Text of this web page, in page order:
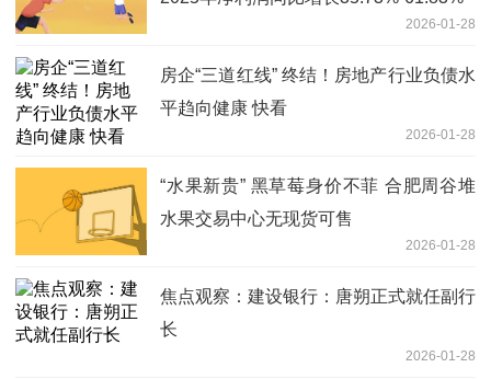
2026-01-28
房企“三道红线” 终结！房地产行业负债水
平趋向健康 快看
2026-01-28
“水果新贵” 黑草莓身价不菲 合肥周谷堆
水果交易中心无现货可售
2026-01-28
焦点观察：建设银行：唐朔正式就任副行
长
2026-01-28